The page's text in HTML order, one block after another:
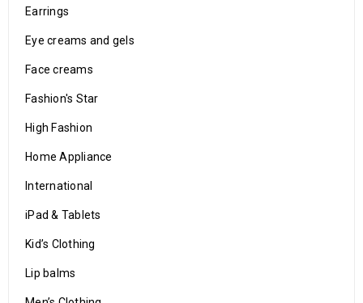
Earrings
Eye creams and gels
Face creams
Fashion's Star
High Fashion
Home Appliance
International
iPad & Tablets
Kid’s Clothing
Lip balms